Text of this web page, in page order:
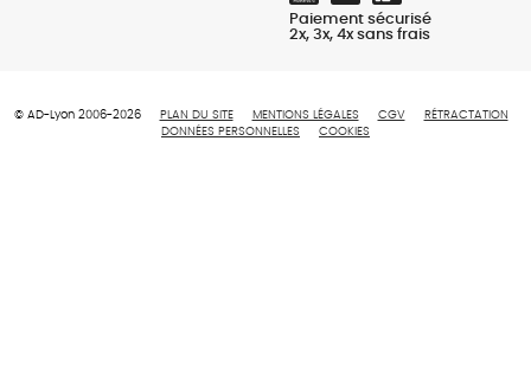
Paiement sécurisé
2x, 3x, 4x sans frais
© AD-Lyon 2006-2026 PLAN DU SITE MENTIONS LÉGALES CGV
RÉTRACTATION
DONNÉES PERSONNELLES
COOKIES